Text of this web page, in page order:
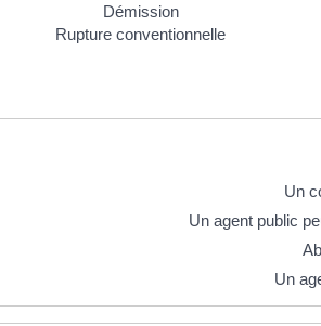
Démission
Rupture conventionnelle
Un
Un agent public
Un